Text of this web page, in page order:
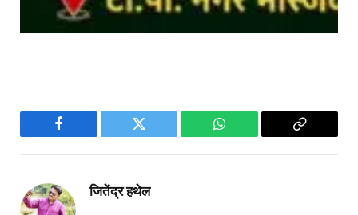
Facebook Twitter WhatsApp
Copy
जितेंद्र हथेल